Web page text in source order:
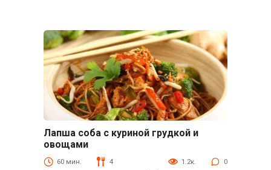
Лапша соба с куриной грудкой и
овощами
60 мин. 4 1.2к. 0